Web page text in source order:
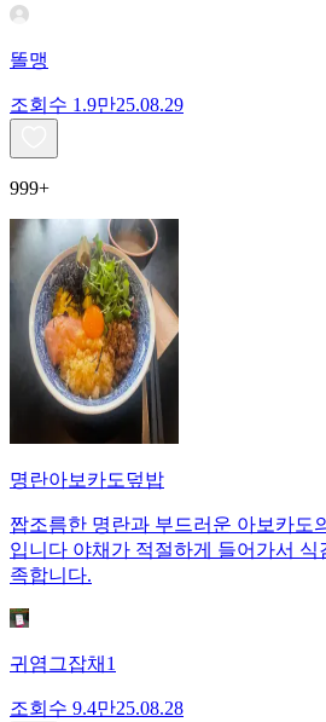
똘맹
조회수 1.9만25.08.29
999+
명란아보카도덮밥
짭조름한 명란과 부드러운 아보카도
입니다 야채가 적절하게 들어가서
족합니다.
귀염그잡채1
조회수 9.4만25.08.28